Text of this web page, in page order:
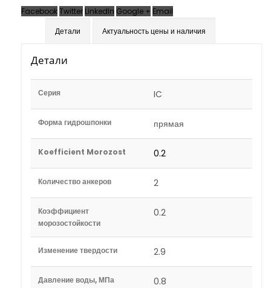
FacebookTwitter LinkedIn Google + Email
Детали
Актуальность цены и наличия
Детали
Серия IC
Форма гидрошпонки прямая
Koefficient Morozost 0.2
Количество анкеров 2
Коэффициент
морозостойкости
0.2
Изменение твердости 2.9
Давление воды, МПа 0.8